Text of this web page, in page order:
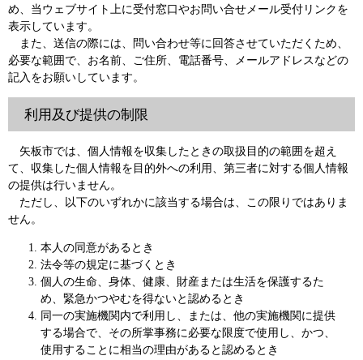
め、当ウェブサイト上に受付窓口やお問い合せメール受付リンクを
表示しています。
また、送信の際には、問い合わせ等に回答させていただくため、
必要な範囲で、お名前、ご住所、電話番号、メールアドレスなどの
記入をお願いしています。
利用及び提供の制限
矢板市では、個人情報を収集したときの取扱目的の範囲を超え
て、収集した個人情報を目的外への利用、第三者に対する個人情報
の提供は行いません。
ただし、以下のいずれかに該当する場合は、この限りではありま
せん。
本人の同意があるとき
法令等の規定に基づくとき
個人の生命、身体、健康、財産または生活を保護するた
め、緊急かつやむを得ないと認めるとき
同一の実施機関内で利用し、または、他の実施機関に提供
する場合で、その所掌事務に必要な限度で使用し、かつ、
使用することに相当の理由があると認めるとき